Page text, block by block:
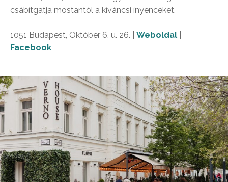
csábítgatja mostantól a kíváncsi ínyenceket.
1051 Budapest, Október 6. u. 26. | Weboldal
Facebook